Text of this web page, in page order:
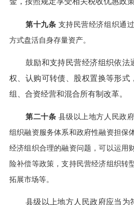
第十九条 支持民营经济组织通
方式盘活自身存量资产。
鼓励和支持民营经济组织依法
权、认购可转债、股权置换等形式
组、合资经营和混合所有制改革。
第二十条 县级以上地方人民政
组织融资服务体系和政府性融资担保
经济组织合理的融资问题，可以运用
险补偿等政策，支持民营经济组织转
拓展市场等。
县级以上地方人民政府应当为